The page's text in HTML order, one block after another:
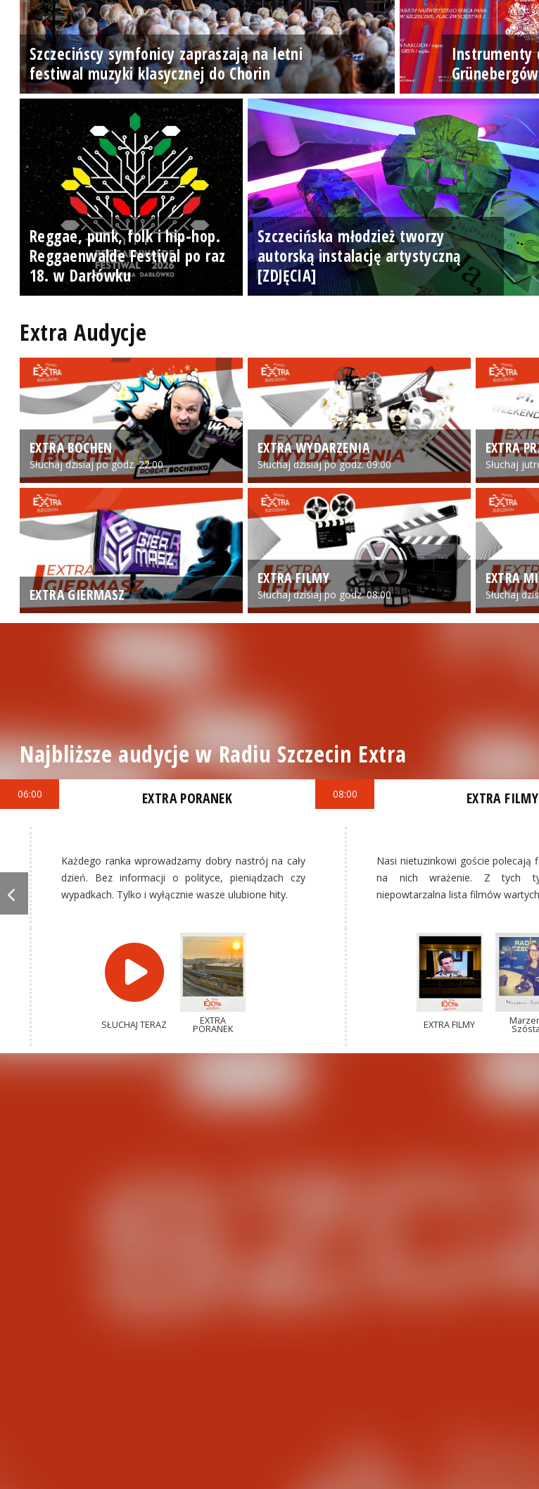
Szczecińscy symfonicy zapraszają na letni
festiwal muzyki klasycznej do Chorin
Instrumenty
Reggae, punk, folk i hip-hop.
Reggaenwalde Festival po raz
18. w Darłówku
Szczecińska młodzież tworzy
autorską instalację artystyczną
[ZDJĘCIA]
Extra Audycje
EXTRA BOCHEN
Słuchaj dzisiaj po godz. 22:00
EXTRA WYDARZENIA
Słuchaj dzisiaj po godz. 09:00
EXTRA
Słuchaj
EXTRA GIERMASZ
EXTRA FILMY
Słuchaj dzisiaj po godz. 08:00
EXTRA
Słuchaj
Najbliższe audycje w Radiu Szczecin Extra
06:00 EXTRA PORANEK
Każdego ranka wprowadzamy dobry nastrój na cały
dzień. Bez informacji o polityce, pieniądzach czy
wypadkach. Tylko i wyłącznie wasze ulubione hity.
SŁUCHAJ TERAZ EXTRA
PORANEK
08:00 EXTRA FILMY
Nasi nietuzinkowi goście polecają
na nich wrażenie. Z tych
niepowtarzalna lista filmów
EXTRA FILMY